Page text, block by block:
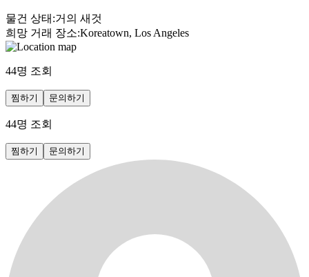
물건 상태 :거의 새것
희망 거래 장소:Koreatown, Los Angeles
44명 조회
찜하기 문의하기
44명 조회
찜하기 문의하기